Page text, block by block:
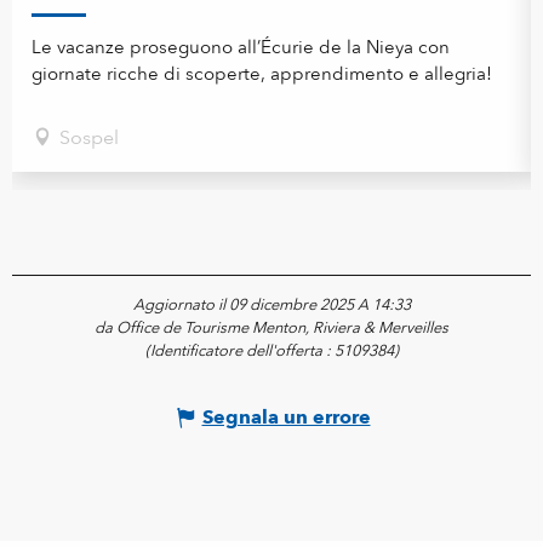
Le vacanze proseguono all’Écurie de la Nieya con
giornate ricche di scoperte, apprendimento e allegria!
Sospel
Aggiornato il 09 dicembre 2025 A 14:33
da Office de Tourisme Menton, Riviera & Merveilles
(Identificatore dell'offerta : 5109384)
Segnala un errore